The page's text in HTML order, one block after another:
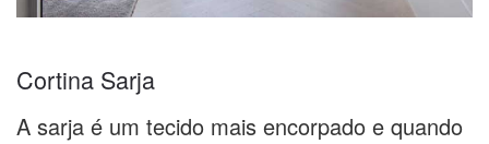
Cortina Sarja
A sarja é um tecido mais encorpado e quando